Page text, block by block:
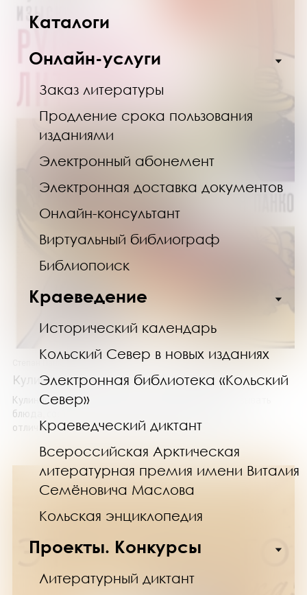
Каталоги
Онлайн-услуги
Заказ литературы
Продление срока пользования
изданиями
Электронный абонемент
Электронная доставка документов
Онлайн-консультант
Виртуальный библиограф
Библиопоиск
Краеведение
Исторический календарь
Кольский Север в новых изданиях
Электронная библиотека «Кольский
Север»
Краеведческий диктант
Всероссийская Арктическая
литературная премия имени Виталия
Семёновича Маслова
Кольская энциклопедия
Проекты. Конкурсы
Литературный диктант
Кулинарные изыски русской литературы
Кулинарные изыски — именно так мы привыкли называть
блюда, состав или способ приготовления которых
отличаются от привычных нам в повседневной ...